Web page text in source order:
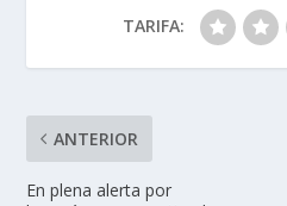
TARIFA:
ANTERIOR
En plena alerta por